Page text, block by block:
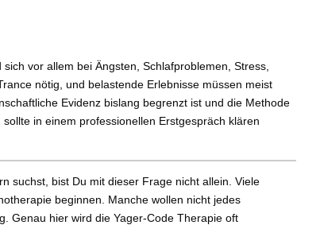
vor allem bei Ängsten, Schlafproblemen, Stress,
nötig, und belastende Erlebnisse müssen meist
Evidenz bislang begrenzt ist und die Methode
in einem professionellen Erstgespräch klären
suchst, bist Du mit dieser Frage nicht allein. Viele
beginnen. Manche wollen nicht jedes
Genau hier wird die Yager-Code Therapie oft